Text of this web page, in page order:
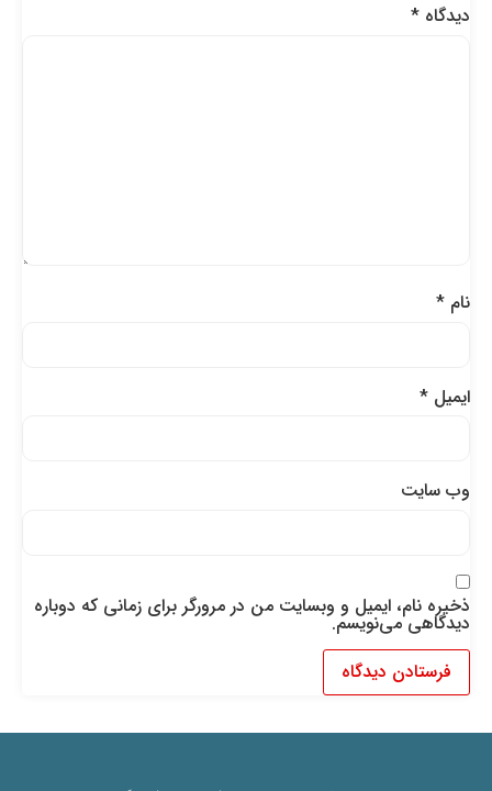
دیدگاه *
نام *
ایمیل *
وب‌ سایت
ذخیره نام، ایمیل و وبسایت من در مرورگر برای زمانی که دوباره
دیدگاهی می‌نویسم.